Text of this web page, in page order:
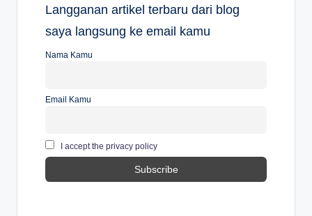
Langganan artikel terbaru dari blog
saya langsung ke email kamu
Nama Kamu
Email Kamu
I accept the privacy policy